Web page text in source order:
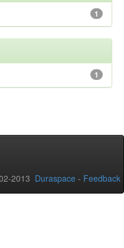
1
1
2013 Duraspace - Feedback